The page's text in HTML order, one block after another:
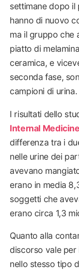
settimane dopo
hanno di nuovo
ma il gruppo che
piatto di
ceramica, e
seconda fase,
campioni di urina.
I risultati dello
Internal Medicine
differenza tra i
nelle urine dei
avevano
erano in media
soggetti che
erano circa 1,3
Quanto alla
discorso vale
nello stesso tipo